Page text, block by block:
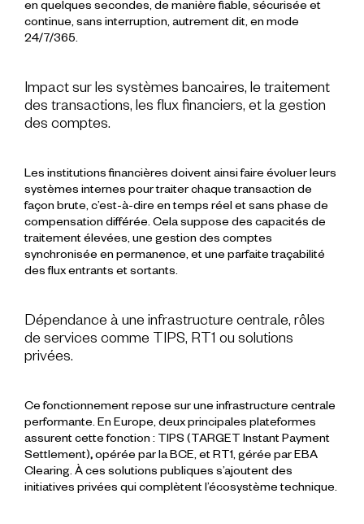
en quelques secondes, de manière fiable, sécurisée et
continue, sans interruption, autrement dit, en mode
24/7/365.
Impact sur les systèmes bancaires, le traitement
des transactions, les flux financiers, et la gestion
des comptes.
Les institutions financières doivent ainsi faire évoluer leurs
systèmes internes pour traiter chaquetransaction de
façon brute, c’est-à-dire en temps réel et sans phase de
compensation différée. Cela suppose des capacités de
traitement élevées, une gestion des comptes
synchronisée en permanence, et une parfaite traçabilité
desfluxentrants et sortants.
Dépendance à une infrastructure centrale, rôles
de services comme TIPS, RT1 ou solutions
privées.
Ce fonctionnement repose sur une infrastructure centrale
performante. En Europe, deux principales plateformes
assurent cette fonction : TIPS (TARGET Instant Payment
Settlement),opérée par la BCE, etRT1, gérée par EBA
Clearing. À ces solutions publiques s’ajoutent des
initiatives privées qui complètent l’écosystème technique.